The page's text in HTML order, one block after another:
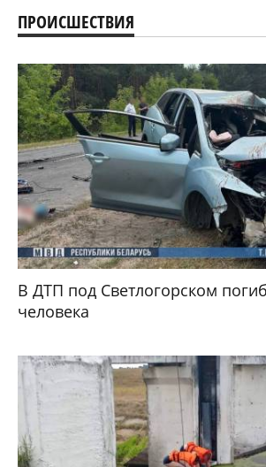
ПРОИСШЕСТВИЯ
В ДТП под Светлогорском
человека